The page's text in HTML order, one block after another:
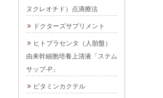
ヌクレオチド）点滴療法
ドクターズサプリメント
ヒトプラセンタ（人胎盤）
由来幹細胞培養上清液「ステム
サップ-P」
ビタミンカクテル